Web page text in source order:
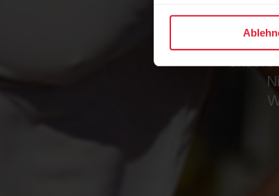
Unsere